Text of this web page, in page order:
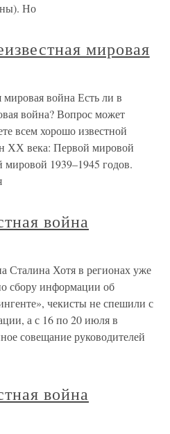
Но
мировая
мировая война Есть ли в
война? Вопрос может
всем хорошо известной
ХХ века: Первой мировой
мировой 1939–1945 годов.
война
Сталина Хотя в регионах уже
сбору информации об
чекисты не спешили с
а с 16 по 20 июля в
совещание руководителей
война